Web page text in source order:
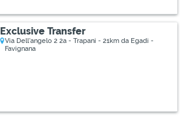
Exclusive Transfer
Via Dell'angelo 2 2a - Trapani - 21km da Egadi -
Favignana